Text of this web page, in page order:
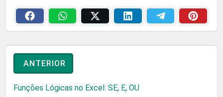
ANTERIOR
Funções Lógicas no Excel: SE, E, OU